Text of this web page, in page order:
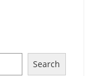
Search